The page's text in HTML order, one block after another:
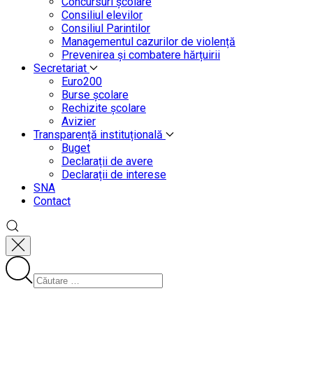
Consiliul elevilor
Consiliul Parintilor
Managementul cazurilor de violență
Prevenirea și combatere hărțuirii
Secretariat
Euro200
Burse școlare
Rechizite școlare
Avizier
Transparență instituțională
Buget
Declarații de avere
Declarații de interese
SNA
Contact